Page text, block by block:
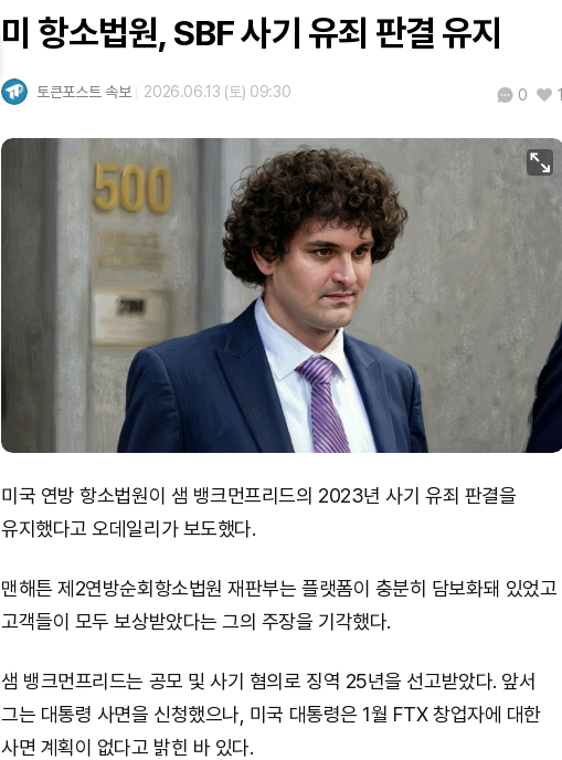
미 항소법원, SBF 사기 유죄 판결 유지
토큰포스트 속보 2026.06.13 (토) 09:30 0 1
미국 연방 항소법원이 샘 뱅크먼프리드의 2023년 사기 유죄 판결을
유지했다고 오데일리가 보도했다.
맨해튼 제2연방순회항소법원 재판부는 플랫폼이 충분히 담보화돼 있었고
고객들이 모두 보상받았다는 그의 주장을 기각했다.
샘 뱅크먼프리드는 공모 및 사기 혐의로 징역 25년을 선고받았다. 앞서
그는 대통령 사면을 신청했으나, 미국 대통령은 1월 FTX 창업자에 대한
사면 계획이 없다고 밝힌 바 있다.